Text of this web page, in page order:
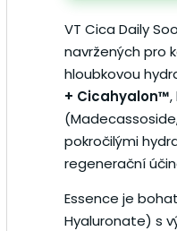
VT Cica Daily
navržených pro
hloubkovou
+ Cicahyalon™,
pokročilými
regenerační
Essence je
Hyaluronate) s